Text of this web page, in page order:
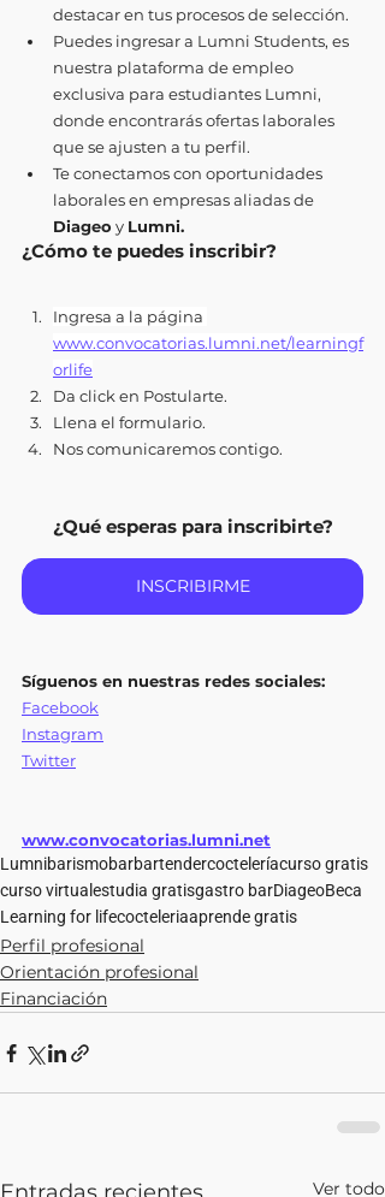
destacar en tus procesos de selección.
Puedes ingresar a Lumni Students, es
nuestra plataforma de empleo
exclusiva para estudiantes Lumni,
donde encontrarás ofertas laborales
que se ajusten a tu perfil.
Te conectamos con oportunidades
laborales en empresas aliadas de
Diageo y Lumni.
¿Cómo te puedes inscribir?
Ingresa a la página
www.convocatorias.lumni.net/learningf
orlife
Da click en Postularte.
Llena el formulario.
Nos comunicaremos contigo.
¿Qué esperas para inscribirte?
INSCRIBIRME
Síguenos en nuestras redes sociales:
Facebook
Instagram
Twitter
www.convocatorias.lumni.net
Lumnibarismobarbartendercocteleríacurso gratis
curso virtual estudia gratisgastro barDiageoBeca
Learning for lifecocteleriaaprende gratis
Perfil profesional
Orientación profesional
Financiación
Ver todo